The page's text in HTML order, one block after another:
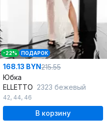
-22% ПОДАРОК
168.13 BYN215.55
Юбка
ELLETTO 2323 бежевый
42, 44, 46
В корзину